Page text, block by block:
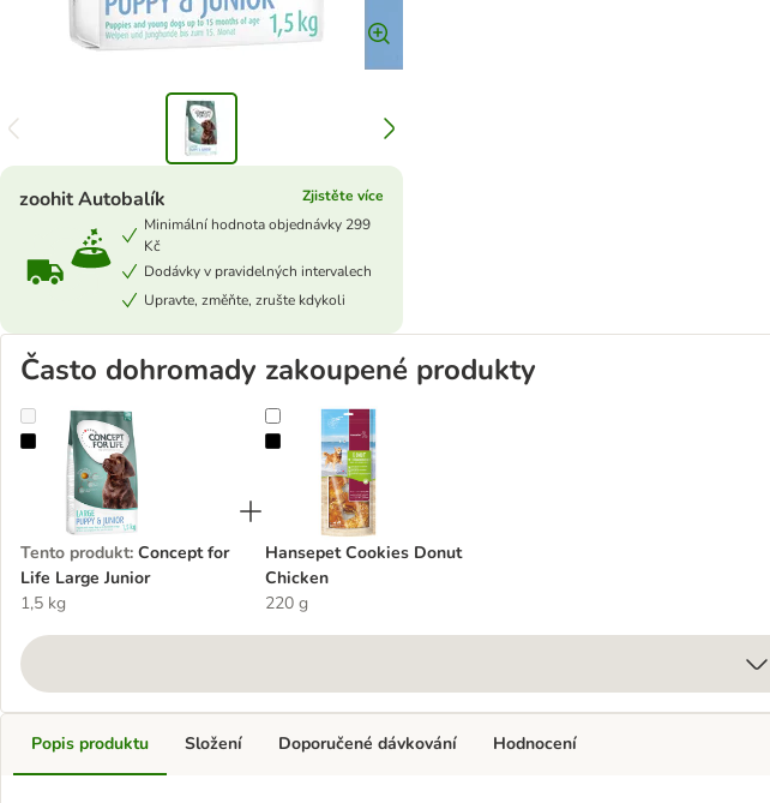
zoohit Autobalík
Zjistěte více
Minimální hodnota objednávky 299
Kč
Dodávky v pravidelných intervalech
Upravte, změňte, zrušte kdykoli
Často dohromady zakoupené produkty
Concept for Life Large Junior
Tento produkt: Concept for
Life Large Junior
1,5 kg
Hansepet Cookies Donut Chicken
Hansepet Cookies Donut
Chicken
220 g
Popis produktu Složení Doporučené dávkování Hodnocení